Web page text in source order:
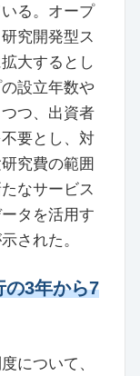
る。オープ
究開発型ス
大するとし
設立年数や
つ、出資者
要とし、対
究費の範囲
なサービス
タを活用す
された。
の3年から7
について、